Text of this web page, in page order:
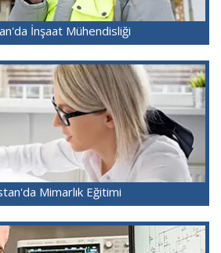
İnşaat Mühendisliği
Mimarlık Eğitimi